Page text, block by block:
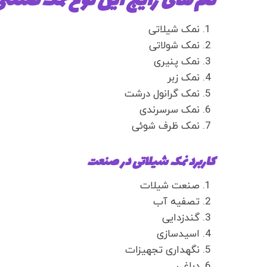
نمک شیلاتی
نمک شولاتی
نمک پنیری
نمک زبر
نمک گرانول درشت
نمک سرسرندی
نمک ظرف شوئی
کاربرد نمک شیلاتی در صنعت
صنعت شیلات
تصفیه آب
گندزدایی
اسیدسازی
نگهداری تجهیزات